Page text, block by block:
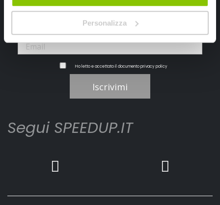
Personalizza
Ho letto e accettato il documentoprivacy policy
Iscrivimi
Segui SPEEDUP.IT